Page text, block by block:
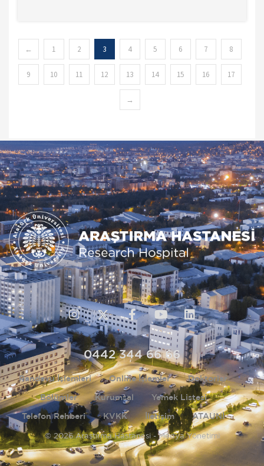
← 1 2 3 4 5 6 7 8
9 10 11 12 13 14 15 16 17
→
0442 344 66 66
Randevu İşlemleri Online İşlemler Doktorlar
Bölümler Kurumsal Yemek Listesi
Telefon Rehberi KVKK İletişim ATAUNİ
© 2026 Araştırma Hastanesi - Medya Yönetimi